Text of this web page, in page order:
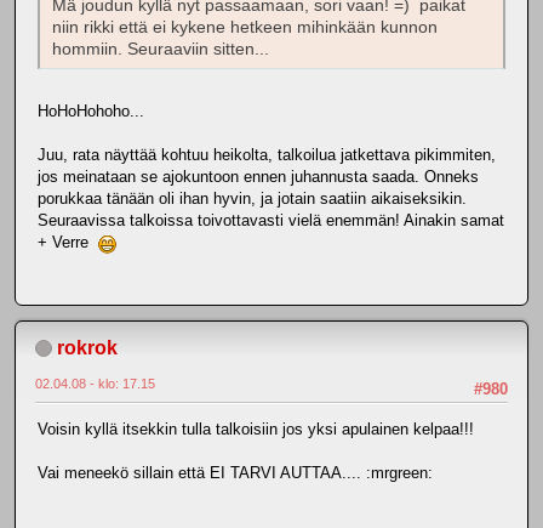
Mä joudun kyllä nyt passaamaan, sori vaan! =) paikat
niin rikki että ei kykene hetkeen mihinkään kunnon
hommiin. Seuraaviin sitten...
HoHoHohoho...
Juu, rata näyttää kohtuu heikolta, talkoilua jatkettava pikimmiten,
jos meinataan se ajokuntoon ennen juhannusta saada. Onneks
porukkaa tänään oli ihan hyvin, ja jotain saatiin aikaiseksikin.
Seuraavissa talkoissa toivottavasti vielä enemmän! Ainakin samat
+ Verre
rokrok
#980
02.04.08 - klo: 17.15
Voisin kyllä itsekkin tulla talkoisiin jos yksi apulainen kelpaa!!!
Vai meneekö sillain että EI TARVI AUTTAA.... :mrgreen: